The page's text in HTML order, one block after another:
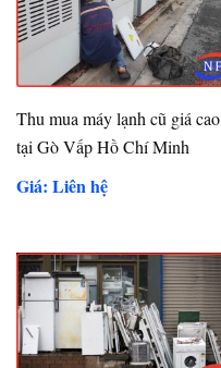
Thu mua máy lạnh cũ giá cao
tại Gò Vấp Hồ Chí Minh
Giá: Liên hệ